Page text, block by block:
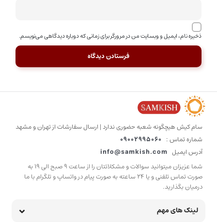
ذخیره نام، ایمیل و وبسایت من در مرورگر برای زمانی که دوباره دیدگاهی می‌نویسم.
سام کیش هیچگونه شعبه حضوری ندارد | ارسال سفارشات از تهران و مشهد
شماره تماس : 09002995060
آدرس ایمیل info@samkish.com
شما عزیزان میتوانید سوالات و مشکلاتتان را از ساعت 9 صبح الی 19 به
صورت تماس تلفنی و یا 24 ساعته به صورت پیام در واتساپ و تلگرام با ما
درمیان بگذارید.
لینک های مهم